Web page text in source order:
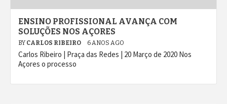
ENSINO PROFISSIONAL AVANÇA COM
SOLUÇÕES NOS AÇORES
BY CARLOS RIBEIRO 6 ANOS AGO
Carlos Ribeiro | Praça das Redes | 20 Março de 2020 Nos
Açores o processo